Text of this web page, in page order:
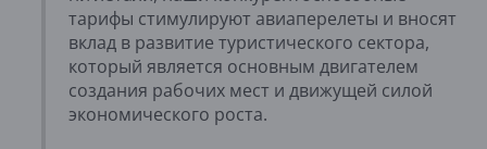
тарифы стимулируют авиаперелеты и вносят
вклад в развитие туристического сектора,
который является основным двигателем
создания рабочих мест и движущей силой
экономического роста.